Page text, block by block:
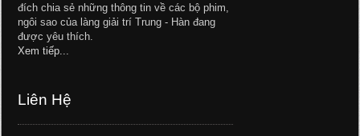
đích chia sẻ những thông tin về các bộ phim,
ngôi sao của làng giải trí Trung - Hàn đang
được yêu thích.
Xem tiếp...
Liên Hệ